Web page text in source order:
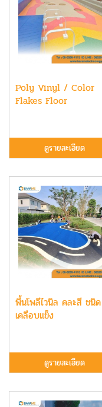
Poly Vinyl / Color
Flakes Floor
ดูรายละเอียด
พื้นโพลีไวนิล คละสี ชนิด
เคลือบแข็ง
ดูรายละเอียด